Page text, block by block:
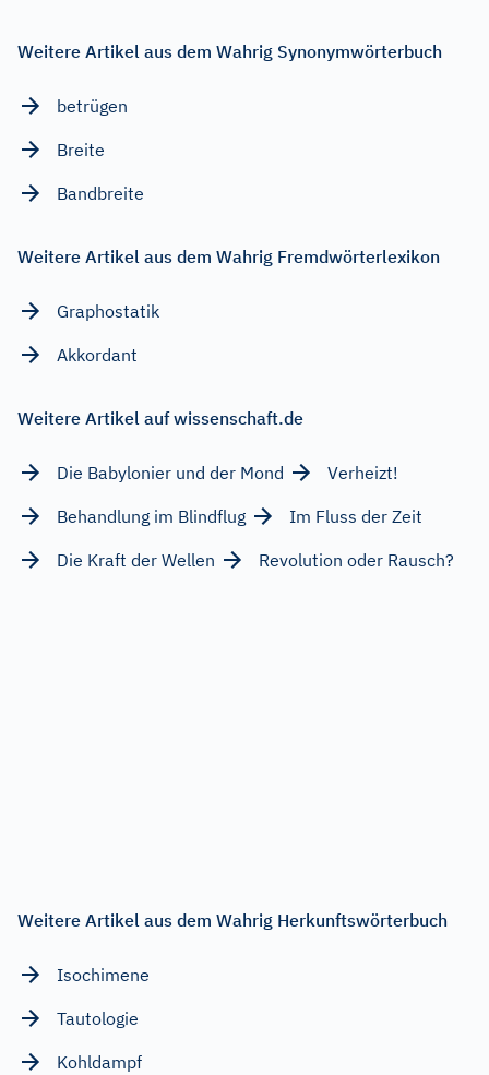
Weitere Artikel aus dem Wahrig Synonymwörterbuch
betrügen
Breite
Bandbreite
Weitere Artikel aus dem Wahrig Fremdwörterlexikon
Graphostatik
Akkordant
Weitere Artikel auf wissenschaft.de
Die Babylonier und der Mond
Verheizt!
Behandlung im Blindflug
Im Fluss der Zeit
Die Kraft der Wellen
Revolution oder Rausch?
Weitere Artikel aus dem Wahrig Herkunftswörterbuch
Isochimene
Tautologie
Kohldampf